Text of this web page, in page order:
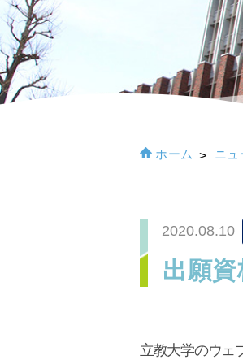
ホーム ニュ
2020.08.10
出願
立教大学のウェ